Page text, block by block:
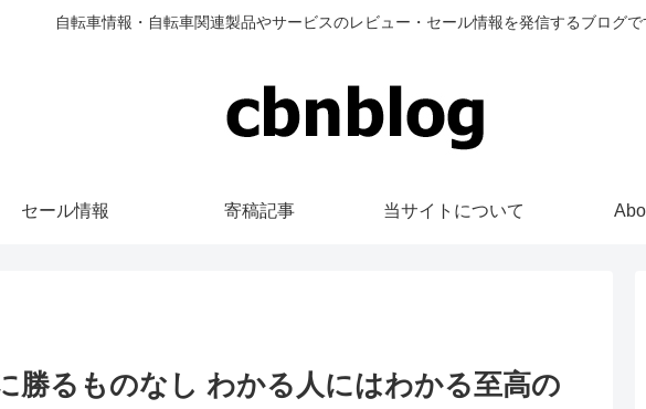
自転車情報・自転車関連製品やサービスのレビュー・セール情報を発信するブログで
セール情報 寄稿記事 当サイトについて
勝るものなし わかる人にはわかる至高の